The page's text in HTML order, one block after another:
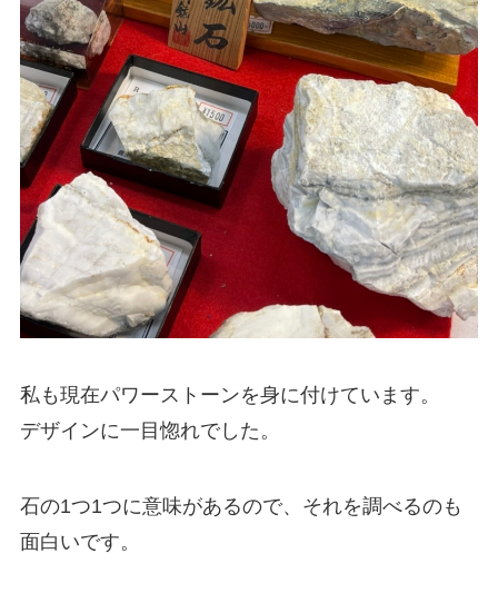
私も現在パワーストーンを身に付けています。
デザインに一目惚れでした。
石の1つ1つに意味があるので、それを調べるのも
面白いです。